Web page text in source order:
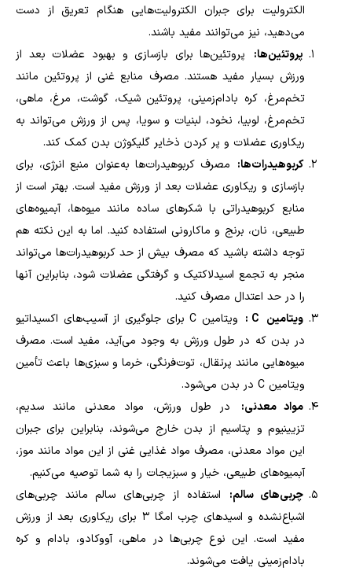
الکترولیت برای جبران الکترولیت‌هایی هنگام تعریق از دست
می‌دهید، نیز می‌توانند مفید باشند.
پروتئین‌ها:
پروتئین‌ها برای بازسازی و بهبود عضلات بعد از
ورزش بسیار مفید هستند. مصرف منابع غنی از پروتئین مانند
تخم‌مرغ، کره بادام‌زمینی، پروتئین شیک، گوشت، مرغ، ماهی،
تخم‌مرغ، لوبیا، نخود، لبنیات و سویا، پس از ورزش می‌تواند به
ریکاوری عضلات و پر کردن ذخایر گلیکوژن بدن کمک کند.
کربوهیدرات‌ها: مصرف کربوهیدرات‌ها به‌عنوان منبع انرژی، برای
بازسازی و ریکاوری عضلات بعد از ورزش مفید است. بهتر است از
منابع کربوهیدراتی با شکرهای ساده مانند میوه‌ها، آبمیوه‌های
طبیعی، نان، برنج و ماکارونی استفاده کنید. اما به این نکته هم
توجه داشته باشید که مصرف بیش از حد کربوهیدرات‌ها می‌تواند
منجر به تجمع اسیدلاکتیک و گرفتگی عضلات شود، بنابراین آنها
را در حد اعتدال مصرف کنید.
ویتامین C
: ویتامین C برای جلوگیری از آسیب‌های اکسیداتیو
در بدن که در طول ورزش به وجود می‌آید، مفید است. مصرف
میوه‌هایی مانند پرتقال، توت‌فرنگی، خرما و سبزی‌ها باعث تأمین
ویتامین C در بدن می‌شود.
مواد معدنی:
در طول ورزش، مواد معدنی مانند سدیم،
تزیینیوم و پتاسیم از بدن خارج می‌شوند، بنابراین برای جبران
این مواد معدنی، مصرف مواد غذایی غنی از این مواد مانند موز،
آبمیوه‌های طبیعی، خیار و سبزیجات را به شما توصیه می‌کنیم.
چربی‌های سالم:
استفاده از چربی‌های سالم مانند چربی‌های
اشباع‌نشده و اسیدهای چرب امگا ۳ برای ریکاوری بعد از ورزش
مفید است. این نوع چربی‌ها در ماهی، آووکادو، بادام و کره
بادام‌زمینی یافت می‌شوند.